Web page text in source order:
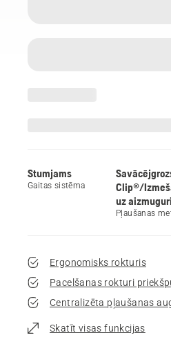
Stumjams
Gaitas sistēma
Clip®/
uz aizmuguri
Pļaušanas
Ergonomisks rokturis
Pacelšanas rokturi
Centralizēta pļaušanas
Skatīt visas funkcijas